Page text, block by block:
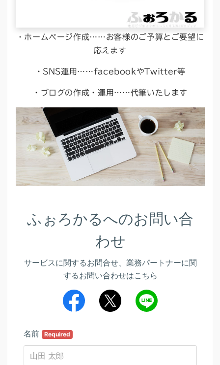
・ホームページ作成……お客様のご予算とご要望に
応えます
・SNS運用……facebookやTwitter等
・ブログの作成・運用……代筆いたします